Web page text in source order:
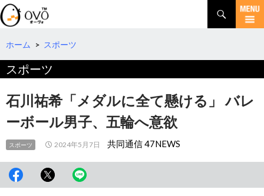
検
索
コ
テ
へ
移
動
ホーム > スポーツ
スポーツ
石川祐希「メダルに全て懸ける」 バレ
ーボール男子、五輪へ意欲
スポーツ 2024年5月7日 共同通信 47NEWS